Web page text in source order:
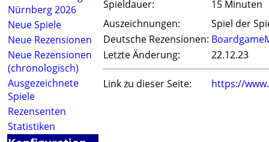
Nürnberg 2026
Neue Spiele
Neue Rezensionen
Neue Rezensionen
(chronologisch)
Ausgezeichnete
Spiele
Rezensenten
Statistiken
Spieldauer:
15 Minuten
Auszeichnungen:
Spiel der
Deutsche Rezensionen:
Letzte Änderung:
22.12.23
Link zu dieser Seite: https://